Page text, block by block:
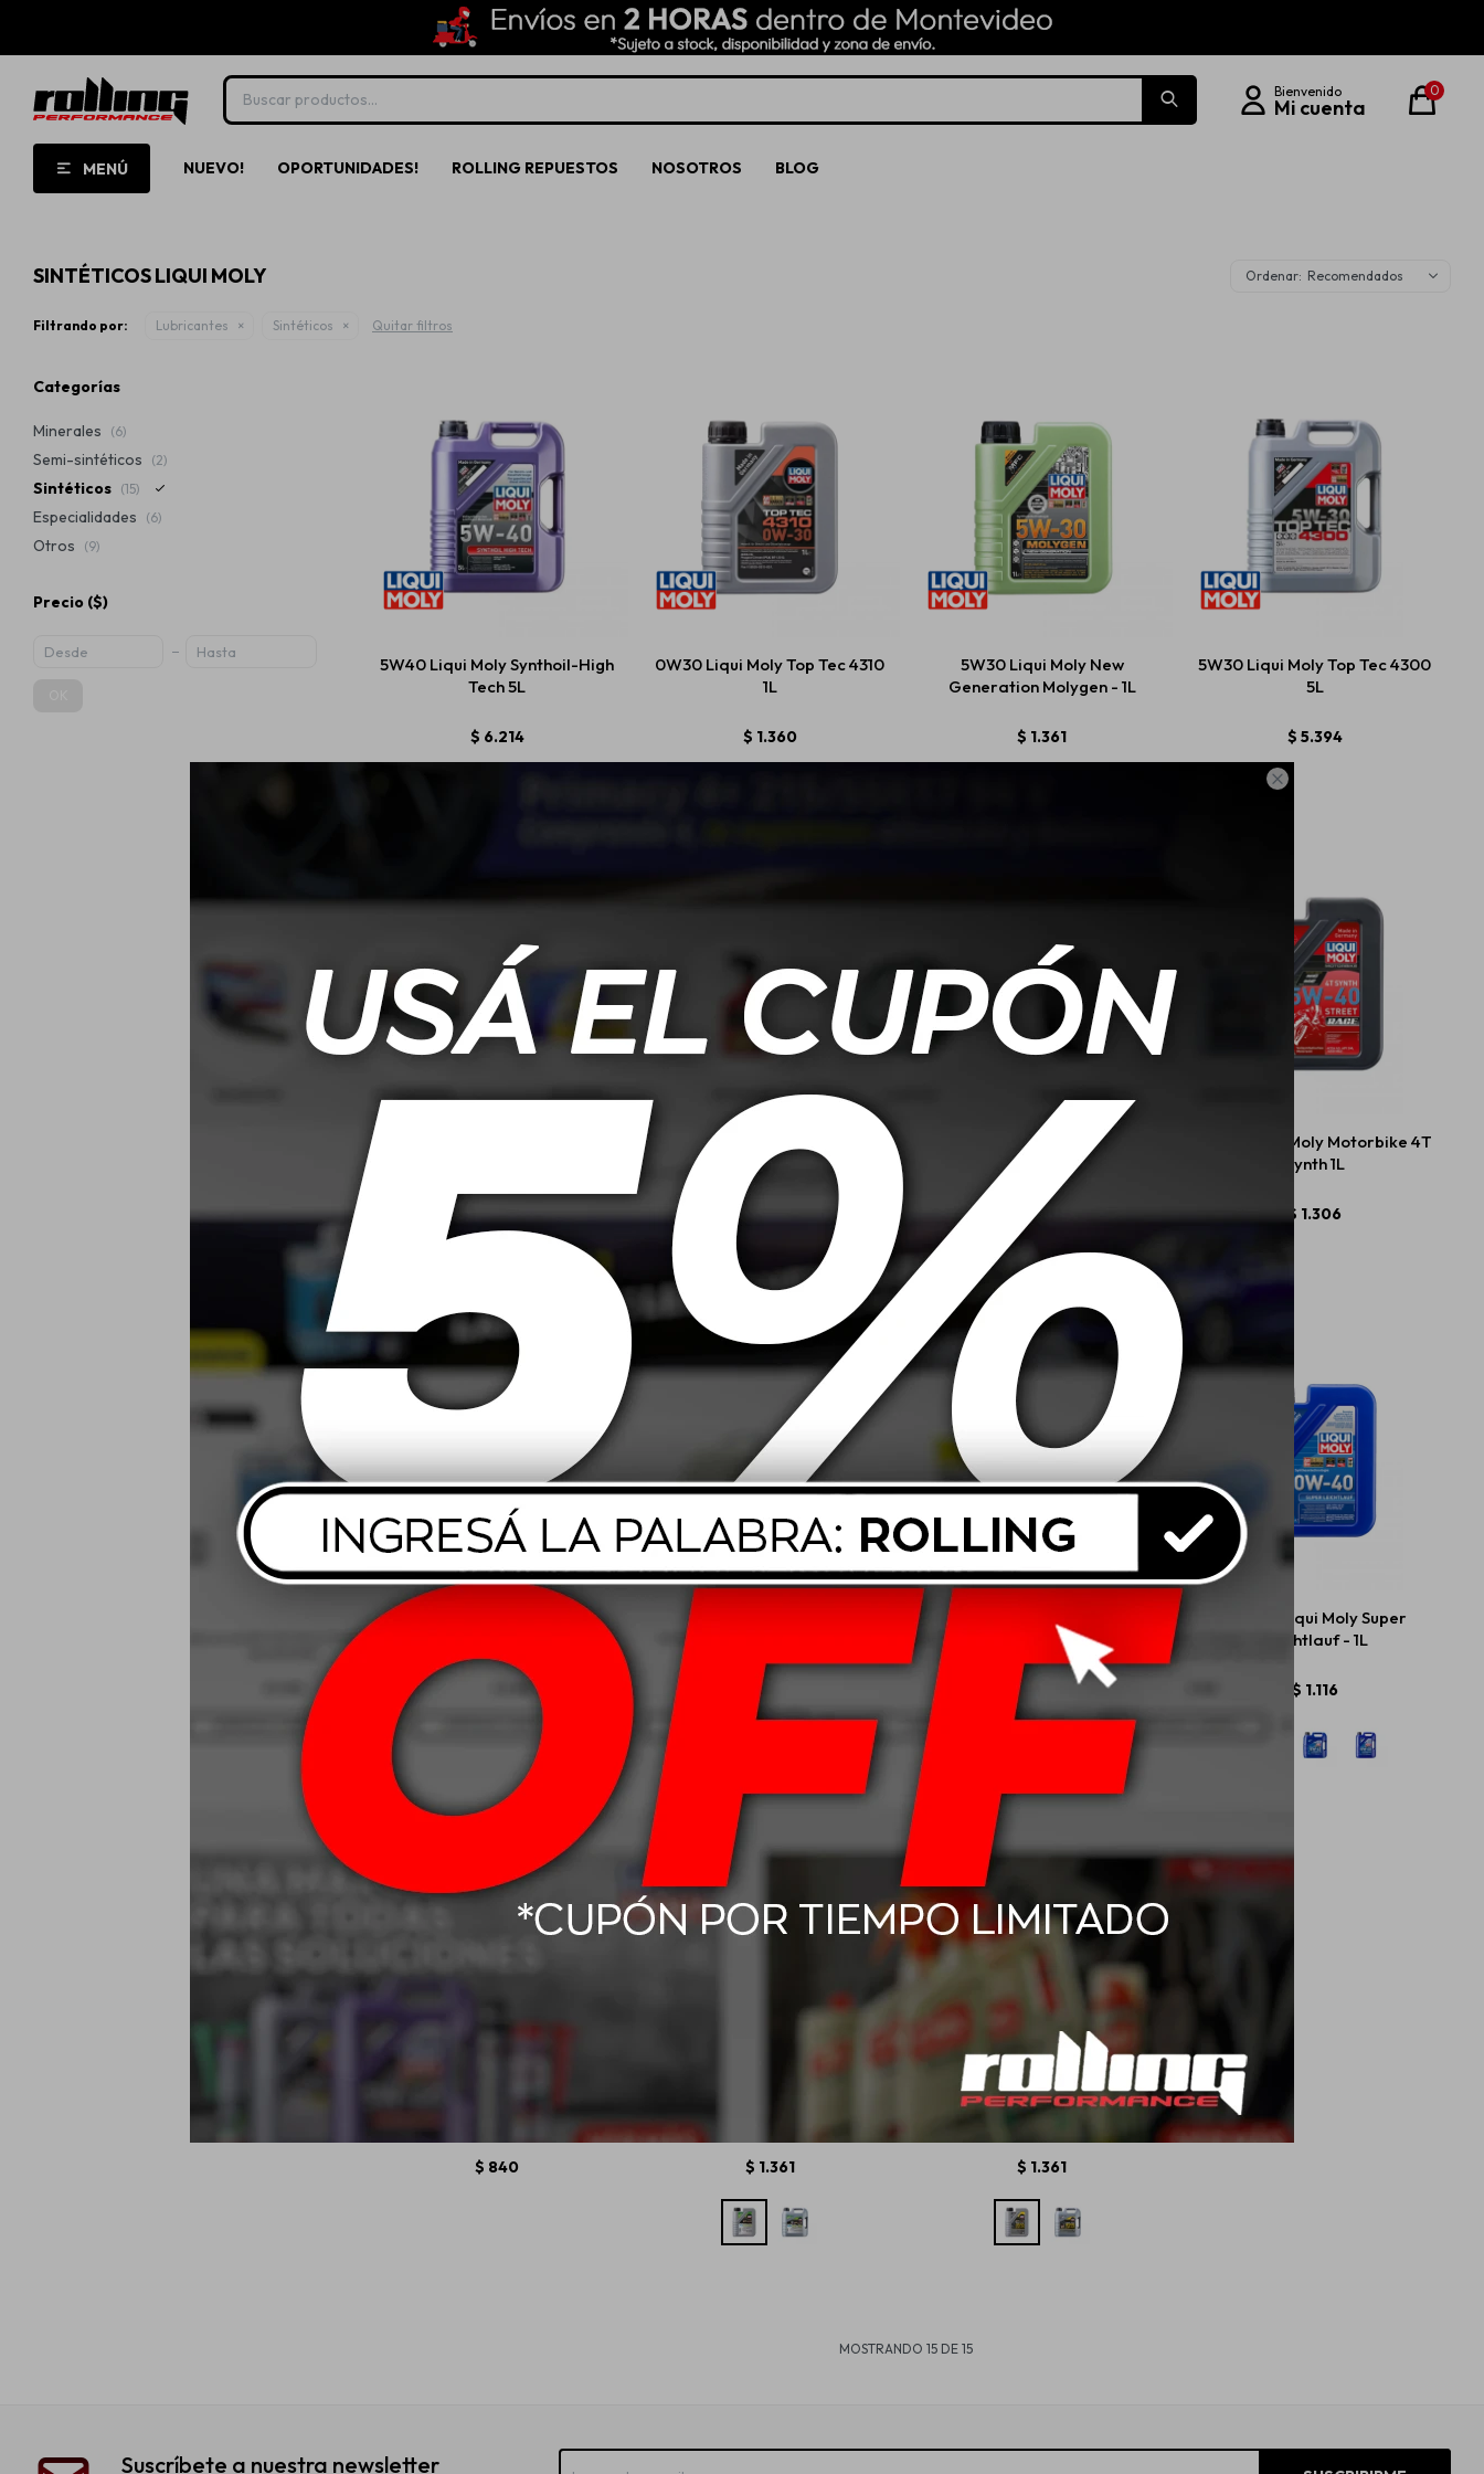

MENÚ NUEVO! OPORTUNIDADES! ROLLING REPUESTOS NOSOTROS BLOG
0
SINTÉTICOS LIQUI MOLY Recomendados
Filtrando por: Lubricantes Sintéticos Quitar filtros
5W40 Liqui Moly Synthoil-High
Tech 5L
$ 6.214
0W30 Liqui Moly Top Tec 4310
1L
$ 1.360
5W30 Liqui Moly New
Generation Molygen - 1L
$ 1.361
5W30 Liqui Moly Top Tec 4300
5L
$ 5.394
$687
5W40 Liqui moly New
Generation Molygen - 1L
1.361
5W30 Liqui Moly Leichtlauf
Performance - 1L
898
5W40 Liqui Moly Motorbike 4T
Synth 1L
$ 1.306
10W50 Liqui Moly Motorbike
10W60 Liqui Moly Synthoil
7.674
5W40 Liqui Moly Leichtlauf
Performance - 1L
$
10W40 Liqui Moly Super
Leichtlauf - 1L
$ 1.116
10W30 Liqui Moly Motorbike
$ 840 $ 1.361
5W40 Liqui Moly Top Tec 4100
- 1L
$ 1.361
MOSTRANDO 15DE 15
Categorías
Minerales (6)
Semi-sintéticos (2)
Sintéticos (15)
Especialidades (6)
Otros (9)
Precio ($)
Suscríbete a nuestra newsletter